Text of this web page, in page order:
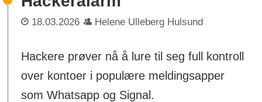
18.03.2026 Helene Ulleberg Hulsund
Hackere prøver nå å lure til seg full kontroll
over kontoer i populære meldingsapper
som Whatsapp og Signal.